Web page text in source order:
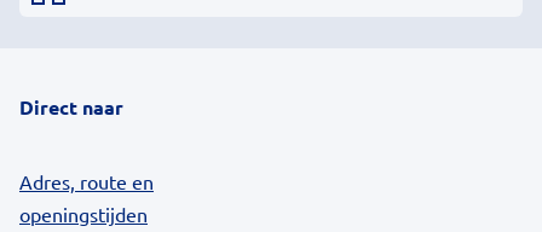
Direct naar
Adres, route en
openingstijden